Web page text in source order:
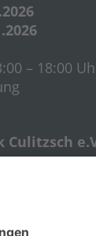
– 18:00
Culitzsch